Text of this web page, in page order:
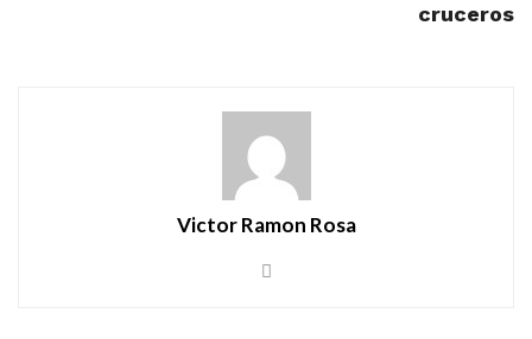
cruceros
Victor Ramon Rosa